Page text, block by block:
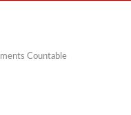
Countable